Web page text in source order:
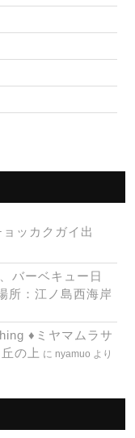
ッカクガイ出
ーベキュー日
：江ノ島西海岸
♦ミヤマムラサ
の上 に nyamuo より